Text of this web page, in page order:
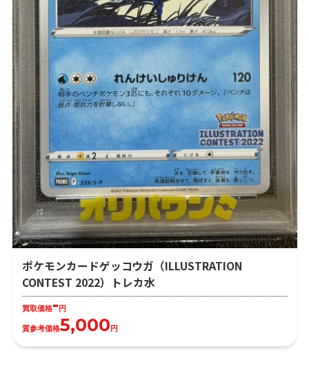
ポケモンカードゲッコウガ（ILLUSTRATION
CONTEST 2022）トレカ水
買取価格-円
質参考価格5,000円